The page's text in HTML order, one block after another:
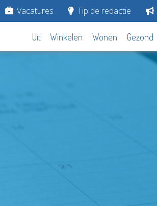
Vacatures Tip de redactie
Uit Winkelen Wonen Gezond